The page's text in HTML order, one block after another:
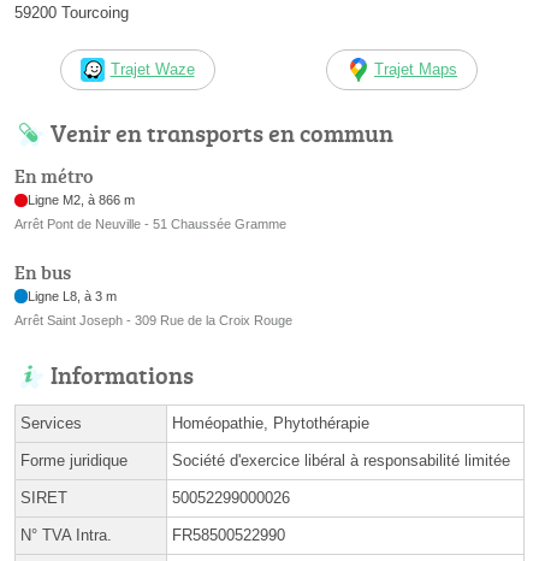
59200 Tourcoing
Trajet Waze Trajet Maps
Venir en transports en commun
En métro
Ligne M2, à 866 m
Arrêt Pont de Neuville - 51 Chaussée Gramme
En bus
Ligne L8, à 3 m
Arrêt Saint Joseph - 309 Rue de la Croix Rouge
Informations
Services Homéopathie, Phytothérapie
Forme juridique Société d'exercice libéral à responsabilité limitée
SIRET 50052299000026
N° TVA Intra. FR58500522990